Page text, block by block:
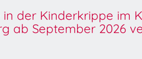
in der Kinderkrippe im
ab September 2026